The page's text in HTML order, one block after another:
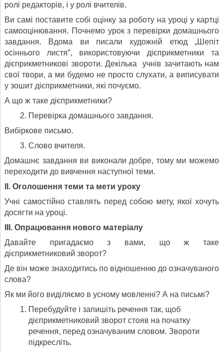
ролі редакторів, і у ролі вчителів.
Ви самі поставите собі оцінку за роботу на уроці у картці
самооцінювання. Почнемо урок з перевірки домашнього
завдання. Вдома ви писали художній етюд „Шепіт
осіннього листя”, використовуючи дієприкметники та
дієприкметникові звороти. Декілька учнів зачитають нам
свої твори, а ми будемо не просто слухати, а виписувати
у зошит дієприкметники, які почуємо.
А що ж таке дієприкметники?
Перевірка домашнього завдання.
Вибіркове письмо.
Слово вчителя.
Домашнє завдання ви виконали добре, тому ми можемо
переходити до вивчення наступної теми.
ІІ. Оголошення теми та мети уроку
Учні самостійно ставлять перед собою мету, якої хочуть
досягти на уроці.
ІІІ. Опрацювання нового матеріалу
Давайте пригадаємо з вами, що ж таке
дієприкметниковий зворот?
Де він може знаходитись по відношенню до означуваного
слова?
Як ми його виділяємо в усному мовленні? А на письмі?
Перебудуйте і запишіть речення так, щоб
дієприкметниковий зворот стояв на початку
речення, перед означуваним словом. Звороти
підкресліть.